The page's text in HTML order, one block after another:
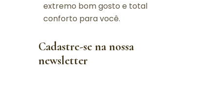
extremo bom gosto e total
conforto para você.
Cadastre-se na nossa
newsletter